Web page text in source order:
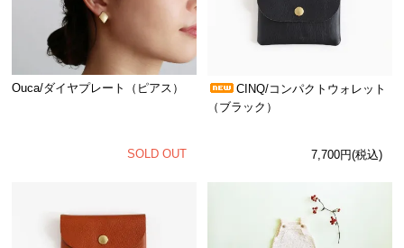
Ouca/ダイヤプレート（ピアス）
SOLD OUT
CINQ/コンパクトウォレット
（ブラック）
7,700円(税込)